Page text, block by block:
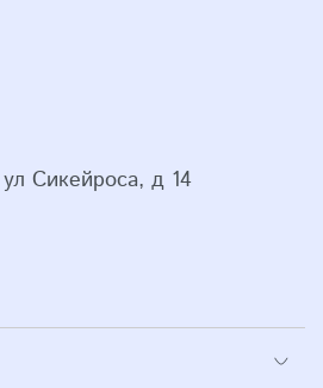
Сикейроса, д 14